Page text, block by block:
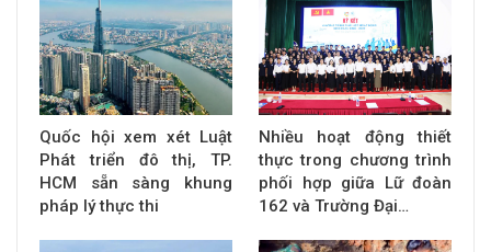
Quốc hội xem xét Luật
Phát triển đô thị, TP.
HCM sẵn sàng khung
pháp lý thực thi
Nhiều hoạt động thiết
thực trong chương trình
phối hợp giữa Lữ đoàn
162 và Trường Đại…